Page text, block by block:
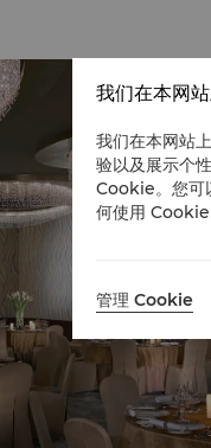
我们在本网
我们在本网站
验以及展示个
Cookie。您可
何使用
管理 Cookie